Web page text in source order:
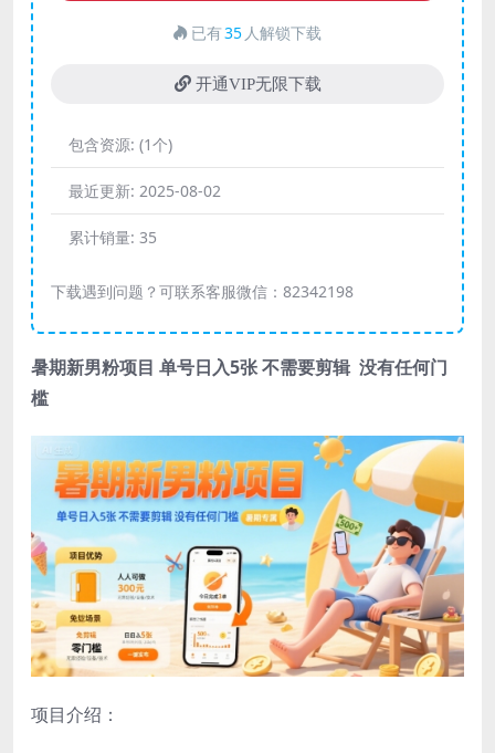
已有35 人解锁下载
开通VIP无限下载
包含资源: (1个)
最近更新: 2025-08-02
累计销量: 35
下载遇到问题？可联系客服微信：82342198
暑期新男粉项目 单号日入5张 不需要剪辑 没有任何门
槛
项目介绍：